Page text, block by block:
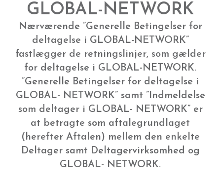
GLOBAL-NETWORK
Nærværende ”Generelle Betingelser for
deltagelse i GLOBAL-NETWORK”
fastlægger de retningslinjer, som gælder
for deltagelse i GLOBAL-NETWORK.
”Generelle Betingelser for deltagelse i
GLOBAL- NETWORK” samt ”Indmeldelse
som deltager i GLOBAL- NETWORK” er
at betragte som aftalegrundlaget
(herefter Aftalen) mellem den enkelte
Deltager samt Deltagervirksomhed og
GLOBAL- NETWORK.